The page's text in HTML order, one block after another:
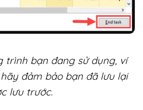
trình bạn đang sử dụng, ví
đảm bảo bạn đã lưu lại
lưu trước.